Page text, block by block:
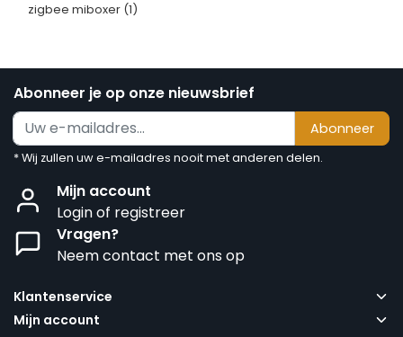
zigbee miboxer (1)
Abonneer je op onze nieuwsbrief
Abonneer
* Wij zullen uw e-mailadres nooit met anderen delen.
Mijn account
Login of registreer
Vragen?
Neem contact met ons op
Klantenservice
Mijn account